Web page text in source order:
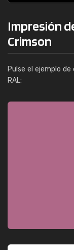
Impresión
Crimson
Pulse el ejemplo
RAL: